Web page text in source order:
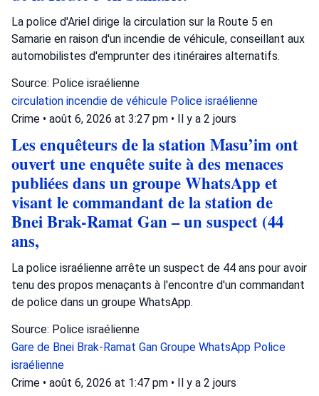
La police d'Ariel dirige la circulation sur la Route 5 en
Samarie en raison d'un incendie de véhicule, conseillant aux
automobilistes d'emprunter des itinéraires alternatifs.
Source: Police israélienne
circulation incendie de véhicule Police israélienne
Crime • août 6, 2026 at 3:27 pm • Il y a 2 jours
Les enquêteurs de la station Masu’im ont
ouvert une enquête suite à des menaces
publiées dans un groupe WhatsApp et
visant le commandant de la station de
Bnei Brak-Ramat Gan – un suspect (44
ans,
La police israélienne arrête un suspect de 44 ans pour avoir
tenu des propos menaçants à l'encontre d'un commandant
de police dans un groupe WhatsApp.
Source: Police israélienne
Gare de Bnei Brak-Ramat Gan Groupe WhatsApp Police
israélienne
Crime • août 6, 2026 at 1:47 pm • Il y a 2 jours